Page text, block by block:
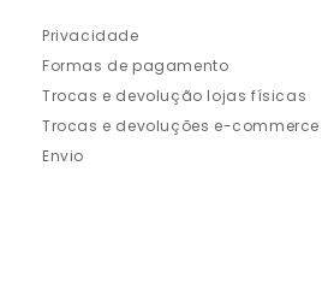
Privacidade
Formas de pagamento
Trocas e devolução lojas físicas
Trocas e devoluções e-commerce
Envio